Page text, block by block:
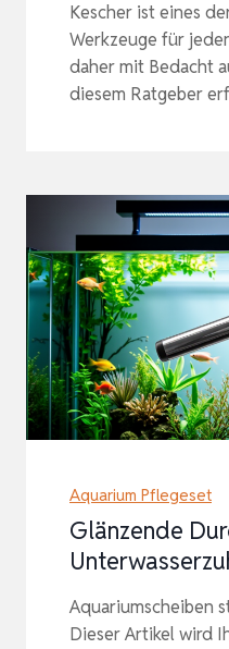
Kescher ist eines
Werkzeuge für
daher mit Bedacht
diesem Ratgeber
Aquarium Pflegeset
Glänzende
Aquariumscheiben
Dieser Artikel wird